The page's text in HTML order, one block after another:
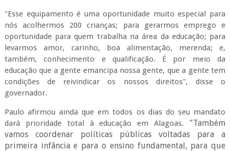
"Esse equipamento é uma oportunidade muito especial para
nós acolhermos 200 crianças; para gerarmos emprego e
oportunidade para quem trabalha na área da educação; para
levarmos amor, carinho, boa alimentação, merenda; e,
também, conhecimento e qualificação. É por meio da
educação que a gente emancipa nossa gente, que a gente tem
condições de reivindicar os nossos direitos", disse o
governador.
Paulo afirmou ainda que em todos os dias do seu mandato
dará prioridade total à educação em Alagoas. "Também
vamos coordenar políticas públicas voltadas para a
primeira infância e para o ensino fundamental, para que